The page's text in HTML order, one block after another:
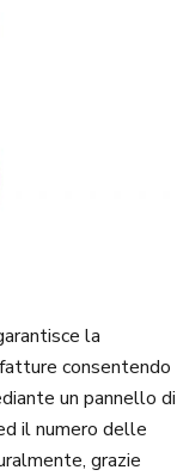
la
consentendo
un pannello di
il numero delle
grazie